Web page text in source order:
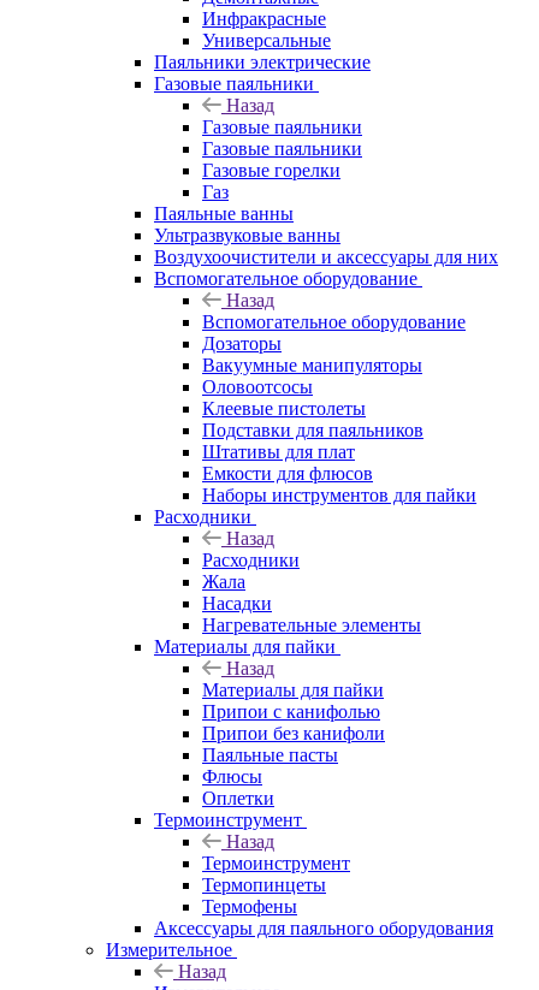
Инфракрасные
Универсальные
Паяльники электрические
Газовые паяльники
Назад
Газовые паяльники
Газовые паяльники
Газовые горелки
Газ
Паяльные ванны
Ультразвуковые ванны
Воздухоочистители и аксессуары для них
Вспомогательное оборудование
Назад
Вспомогательное оборудование
Дозаторы
Вакуумные манипуляторы
Оловоотсосы
Клеевые пистолеты
Подставки для паяльников
Штативы для плат
Емкости для флюсов
Наборы инструментов для пайки
Расходники
Назад
Расходники
Жала
Насадки
Нагревательные элементы
Материалы для пайки
Назад
Материалы для пайки
Припои с канифолью
Припои без канифоли
Паяльные пасты
Флюсы
Оплетки
Термоинструмент
Назад
Термоинструмент
Термопинцеты
Термофены
Аксессуары для паяльного оборудования
Измерительное
Назад